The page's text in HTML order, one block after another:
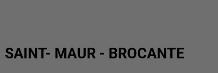
SAINT- MAUR - BROCANTE